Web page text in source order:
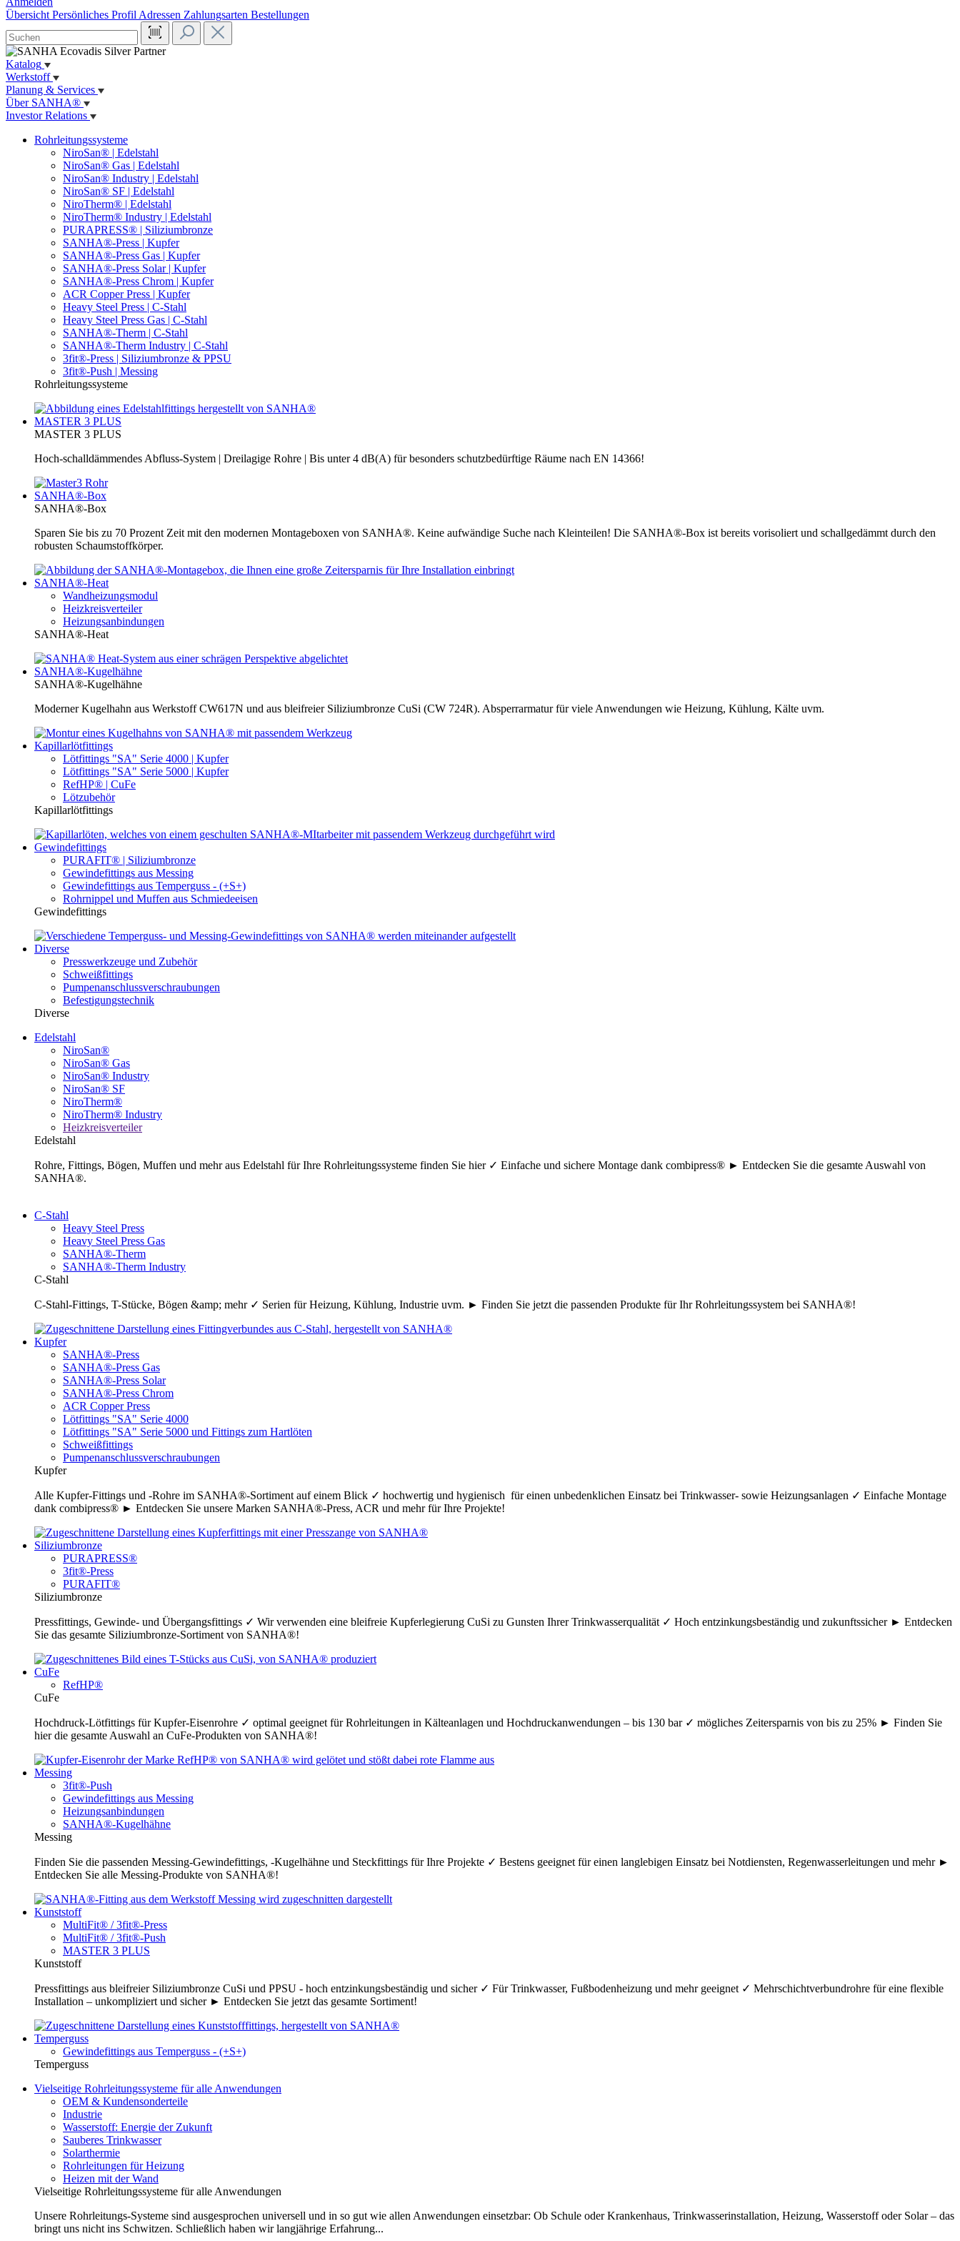
Übersicht Persönliches Profil Adressen Zahlungsarten Bestellungen
Katalog
Werkstoff
Planung & Services
Über SANHA®
Investor Relations
Rohrleitungssysteme
NiroSan® | Edelstahl
NiroSan® Gas | Edelstahl
NiroSan® Industry | Edelstahl
NiroSan® SF | Edelstahl
NiroTherm® | Edelstahl
NiroTherm® Industry | Edelstahl
PURAPRESS® | Siliziumbronze
SANHA®-Press | Kupfer
SANHA®-Press Gas | Kupfer
SANHA®-Press Solar | Kupfer
SANHA®-Press Chrom | Kupfer
ACR Copper Press | Kupfer
Heavy Steel Press | C-Stahl
Heavy Steel Press Gas | C-Stahl
SANHA®-Therm | C-Stahl
SANHA®-Therm Industry | C-Stahl
3fit®-Press | Siliziumbronze & PPSU
3fit®-Push | Messing
Rohrleitungssysteme
MASTER 3 PLUS
MASTER 3 PLUS
Hoch-schalldämmendes Abfluss-System | Dreilagige Rohre | Bis unter 4 dB(A) für besonders schutzbedürftige Räume nach EN 14366!
SANHA®-Box
SANHA®-Box
Sparen Sie bis zu 70 Prozent Zeit mit den modernen Montageboxen von SANHA®. Keine aufwändige Suche nach Kleinteilen! Die SANHA®-Box ist bereits vorisoliert und schallgedämmt durch den
robusten Schaumstoffkörper.
SANHA®-Heat
Wandheizungsmodul
Heizkreisverteiler
Heizungsanbindungen
SANHA®-Heat
SANHA®-Kugelhähne
SANHA®-Kugelhähne
Moderner Kugelhahn aus Werkstoff CW617N und aus bleifreier Siliziumbronze CuSi (CW 724R). Absperrarmatur für viele Anwendungen wie Heizung, Kühlung, Kälte uvm.
Kapillarlötfittings
Lötfittings "SA" Serie 4000 | Kupfer
Lötfittings "SA" Serie 5000 | Kupfer
RefHP® | CuFe
Lötzubehör
Kapillarlötfittings
Gewindefittings
PURAFIT® | Siliziumbronze
Gewindefittings aus Messing
Gewindefittings aus Temperguss - (+S+)
Rohrnippel und Muffen aus Schmiedeeisen
Gewindefittings
Diverse
Presswerkzeuge und Zubehör
Schweißfittings
Pumpenanschlussverschraubungen
Befestigungstechnik
Diverse
Edelstahl
NiroSan®
NiroSan® Gas
NiroSan® Industry
NiroSan® SF
NiroTherm®
NiroTherm® Industry
Heizkreisverteiler
Edelstahl
Rohre, Fittings, Bögen, Muffen und mehr aus Edelstahl für Ihre Rohrleitungssysteme finden Sie hier ✓ Einfache und sichere Montage dank combipress® ► Entdecken Sie die gesamte Auswahl von
SANHA®.
C-Stahl
Heavy Steel Press
Heavy Steel Press Gas
SANHA®-Therm
SANHA®-Therm Industry
C-Stahl
C-Stahl-Fittings, T-Stücke, Bögen &amp; mehr ✓ Serien für Heizung, Kühlung, Industrie uvm. ► Finden Sie jetzt die passenden Produkte für Ihr Rohrleitungssystem bei SANHA®!
Kupfer
SANHA®-Press
SANHA®-Press Gas
SANHA®-Press Solar
SANHA®-Press Chrom
ACR Copper Press
Lötfittings "SA" Serie 4000
Lötfittings "SA" Serie 5000 und Fittings zum Hartlöten
Schweißfittings
Pumpenanschlussverschraubungen
Kupfer
Alle Kupfer-Fittings und -Rohre im SANHA®-Sortiment auf einem Blick ✓ hochwertig und hygienisch für einen unbedenklichen Einsatz bei Trinkwasser- sowie Heizungsanlagen ✓ Einfache Montage
dank combipress® ► Entdecken Sie unsere Marken SANHA®-Press, ACR und mehr für Ihre Projekte!
Siliziumbronze
PURAPRESS®
3fit®-Press
PURAFIT®
Siliziumbronze
Pressfittings, Gewinde- und Übergangsfittings ✓ Wir verwenden eine bleifreie Kupferlegierung CuSi zu Gunsten Ihrer Trinkwasserqualität ✓ Hoch entzinkungsbeständig und zukunftssicher ► Entdecken
Sie das gesamte Siliziumbronze-Sortiment von SANHA®!
CuFe
RefHP®
CuFe
Hochdruck-Lötfittings für Kupfer-Eisenrohre ✓ optimal geeignet für Rohrleitungen in Kälteanlagen und Hochdruckanwendungen – bis 130 bar ✓ mögliches Zeitersparnis von bis zu 25% ► Finden Sie
hier die gesamte Auswahl an CuFe-Produkten von SANHA®!
Messing
3fit®-Push
Gewindefittings aus Messing
Heizungsanbindungen
SANHA®-Kugelhähne
Messing
Finden Sie die passenden Messing-Gewindefittings, -Kugelhähne und Steckfittings für Ihre Projekte ✓ Bestens geeignet für einen langlebigen Einsatz bei Notdiensten, Regenwasserleitungen und mehr ►
Entdecken Sie alle Messing-Produkte von SANHA®!
Kunststoff
MultiFit® / 3fit®-Press
MultiFit® / 3fit®-Push
MASTER 3 PLUS
Kunststoff
Pressfittings aus bleifreier Siliziumbronze CuSi und PPSU - hoch entzinkungsbeständig und sicher ✓ Für Trinkwasser, Fußbodenheizung und mehr geeignet ✓ Mehrschichtverbundrohre für eine flexible
Installation – unkompliziert und sicher ► Entdecken Sie jetzt das gesamte Sortiment!
Temperguss
Gewindefittings aus Temperguss - (+S+)
Temperguss
Vielseitige Rohrleitungssysteme für alle Anwendungen
OEM & Kundensonderteile
Industrie
Wasserstoff: Energie der Zukunft
Sauberes Trinkwasser
Solarthermie
Rohrleitungen für Heizung
Heizen mit der Wand
Vielseitige Rohrleitungssysteme für alle Anwendungen
Unsere Rohrleitungs-Systeme sind ausgesprochen universell und in so gut wie allen Anwendungen einsetzbar: Ob Schule oder Krankenhaus, Trinkwasserinstallation, Heizung, Wasserstoff oder Solar – das
bringt uns nicht ins Schwitzen. Schließlich haben wir langjährige Erfahrung...